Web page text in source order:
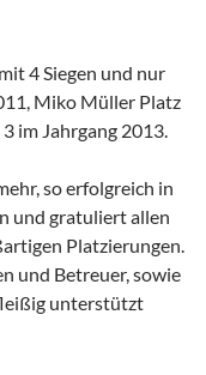
4 Siegen und nur
Miko Müller Platz
im Jahrgang 2013.
so erfolgreich in
und gratuliert allen
Platzierungen.
und Betreuer, sowie
unterstützt